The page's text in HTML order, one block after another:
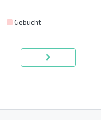
Gebucht